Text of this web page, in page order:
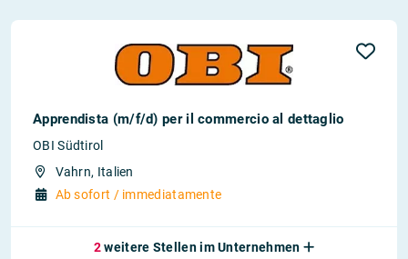
Apprendista (m/f/d) per il commercio al dettaglio
OBI Südtirol
Vahrn, Italien
Ab sofort / immediatamente
2weitere Stellen im Unternehmen